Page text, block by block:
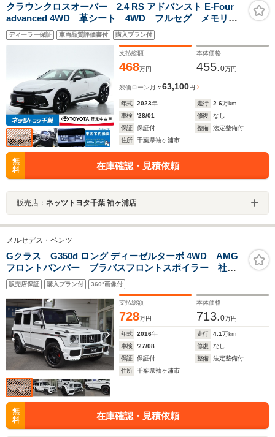
クラウンクロスオーバー 2.4 RS アドバンスト E-Four
advanced 4WD 革シート 4WD フルセグ メモリー
ナビ バックカメラ ドラレコ 衝突被害軽減システ
ム ETC LEDヘッドランプ ワンオーナー ミュージ
ックプレイヤー接続可 記録簿 安全装備 電動シー
ディーラー保証 車両品質評価書付 購入プラン付
支払総額
468万円
本体価格
455.0万円
残価ローン 月々63,100円
年式 2023年 走行 2.6万km
車検
'28/01 修復
なし
保証
保証付 整備
法定整備付
住所
千葉県袖ヶ浦市
無
料
在庫確認・見積依頼
販売店： ネッツトヨタ千葉 袖ヶ浦店
メルセデス・ベンツ
Gクラス G350d ロング ディーゼルターボ 4WD AMG
フロントバンパー ブラバスフロントスポイラー 社外
ヘッドライト 社外フロントグリル 社外アンダーカバ
ー 社外20アルミホイール 純正ホイール有り ハーマ
ンカードン ナビTV
販売店保証 購入プラン付 360°画像付
支払総額
728万円
本体価格
713.0万円
年式 2016年 走行 4.1万km
車検
'27/08 修復
なし
保証
保証付 整備
法定整備付
住所
千葉県袖ヶ浦市
無
料
在庫確認・見積依頼